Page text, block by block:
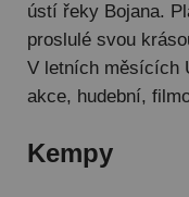
ústí řeky Bojana.
proslulé svou
V letních měsících
akce, hudební,
Kempy